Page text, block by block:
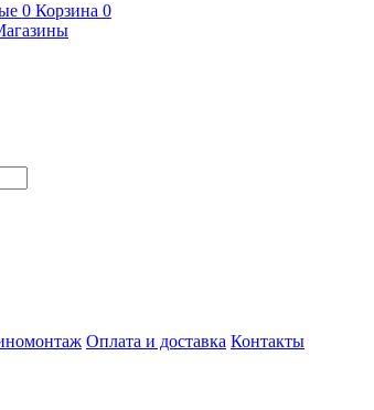
0 Корзина 0
Оплата и доставка Контакты